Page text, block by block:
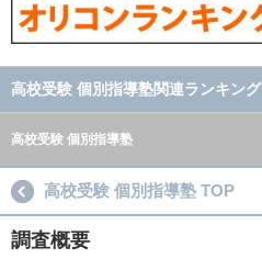
高校受験 個別指導塾関連ランキング
高校受験 個別指導塾
高校受験 個別指導塾 TOP
調査概要